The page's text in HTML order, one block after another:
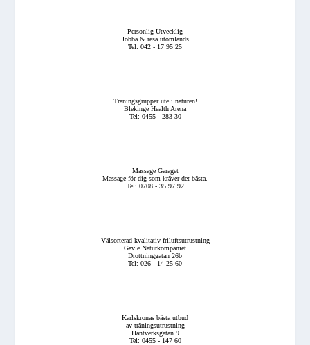
Personlig Utvecklig
Jobba & resa utomlands
Tel: 042 - 17 95 25
Träningsgrupper ute i naturen!
Blekinge Health Arena
Tel: 0455 - 283 30
Massage Garaget
Massage för dig som kräver det bästa.
Tel: 0708 - 35 97 92
Välsorterad kvalitativ friluftsutrustning
Gävle Naturkompaniet
Drottninggatan 26b
Tel: 026 - 14 25 60
Karlskronas bästa utbud
av träningsutrustning
Hantverksgatan 9
Tel: 0455 - 147 60